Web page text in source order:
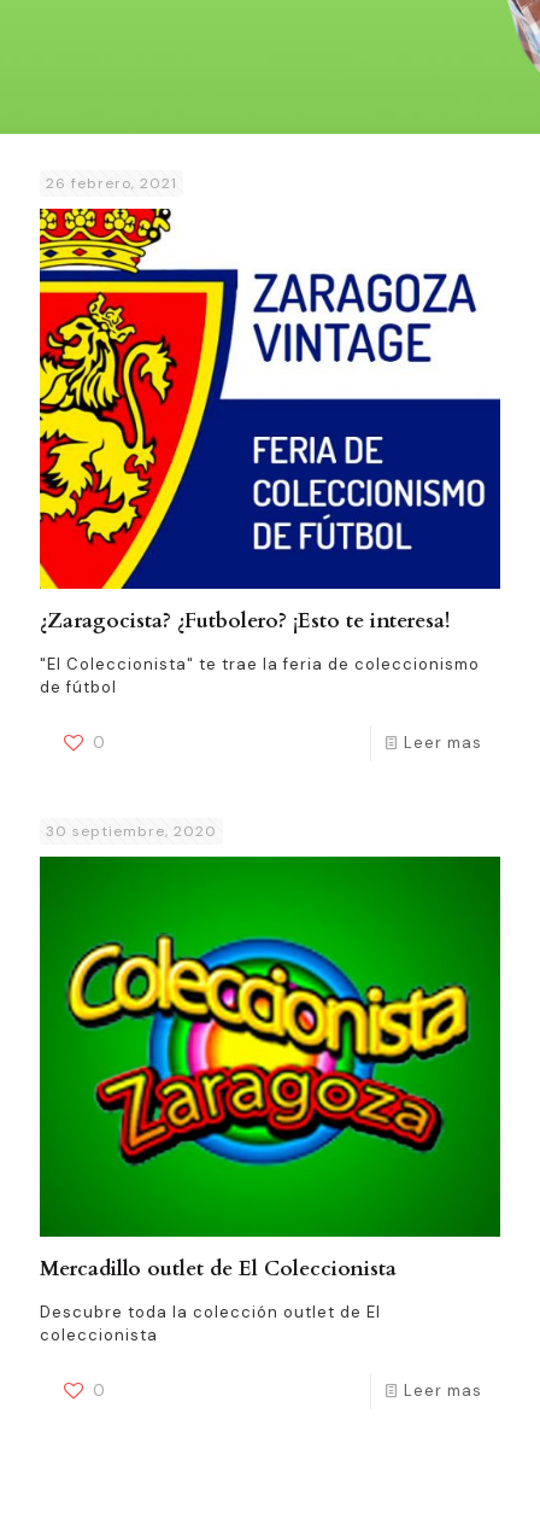
26 febrero, 2021
¿Zaragocista? ¿Futbolero? ¡Esto te interesa!
"El Coleccionista" te trae la feria de coleccionismo
de fútbol
0 Leer mas
30 septiembre, 2020
Mercadillo outlet de El Coleccionista
Descubre toda la colección outlet de El
coleccionista
0 Leer mas